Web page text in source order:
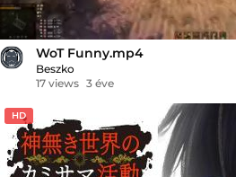
WoT Funny.mp4
Beszko
17 views 3 éve
HD